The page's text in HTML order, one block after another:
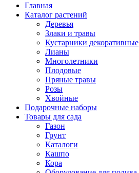
Главная
Каталог растений
Деревья
Злаки и травы
Кустарники декоративные
Лианы
Многолетники
Плодовые
Пряные травы
Розы
Хвойные
Подарочные наборы
Товары для сада
Газон
Грунт
Каталоги
Кашпо
Кора